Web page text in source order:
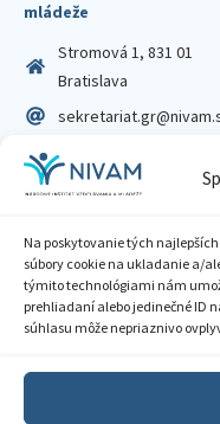
Na poskytovanie tých
súbory cookie na ukladanie a/
týmito technológiami nám
prehliadaní alebo jedinečné ID
súhlasu môže nepriaznivo
mládeže
Stromová 1, 831 01
Bratislava
IČO: 00164348
DIČ: 2020798714